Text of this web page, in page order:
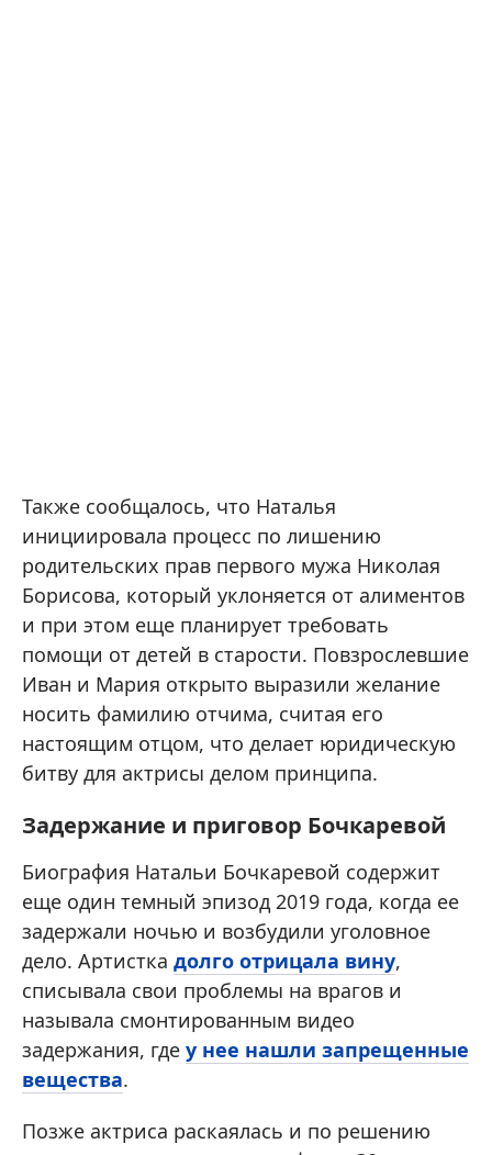
Также сообщалось, что Наталья
инициировала процесс по лишению
родительских прав первого мужа Николая
Борисова, который уклоняется от алиментов
и при этом еще планирует требовать
помощи от детей в старости. Повзрослевшие
Иван и Мария открыто выразили желание
носить фамилию отчима, считая его
настоящим отцом, что делает юридическую
битву для актрисы делом принципа.
Задержание и приговор Бочкаревой
Биография Натальи Бочкаревой содержит
еще один темный эпизод 2019 года, когда ее
задержали ночью и возбудили уголовное
дело. Артистка долго отрицала вину,
списывала свои проблемы на врагов и
называла смонтированным видео
задержания, где у нее нашли запрещенные
вещества.
Позже актриса раскаялась и по решению